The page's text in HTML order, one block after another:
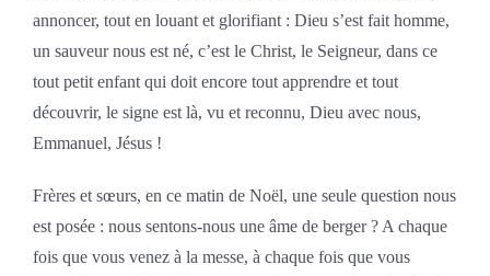
annoncer, tout en louant et glorifiant : Dieu s’est fait homme,
un sauveur nous est né, c’est le Christ, le Seigneur, dans ce
tout petit enfant qui doit encore tout apprendre et tout
découvrir, le signe est là, vu et reconnu, Dieu avec nous,
Emmanuel, Jésus !
Frères et sœurs, en ce matin de Noël, une seule question nous
est posée : nous sentons-nous une âme de berger ? A chaque
fois que vous venez à la messe, à chaque fois que vous